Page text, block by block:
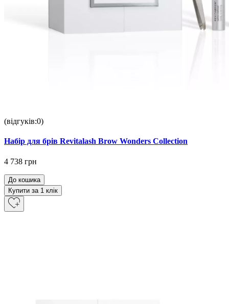
(відгуків:0)
Набір для брів Revitalash Brow Wonders Collection
4 738 грн
До кошика
Купити за 1 клiк